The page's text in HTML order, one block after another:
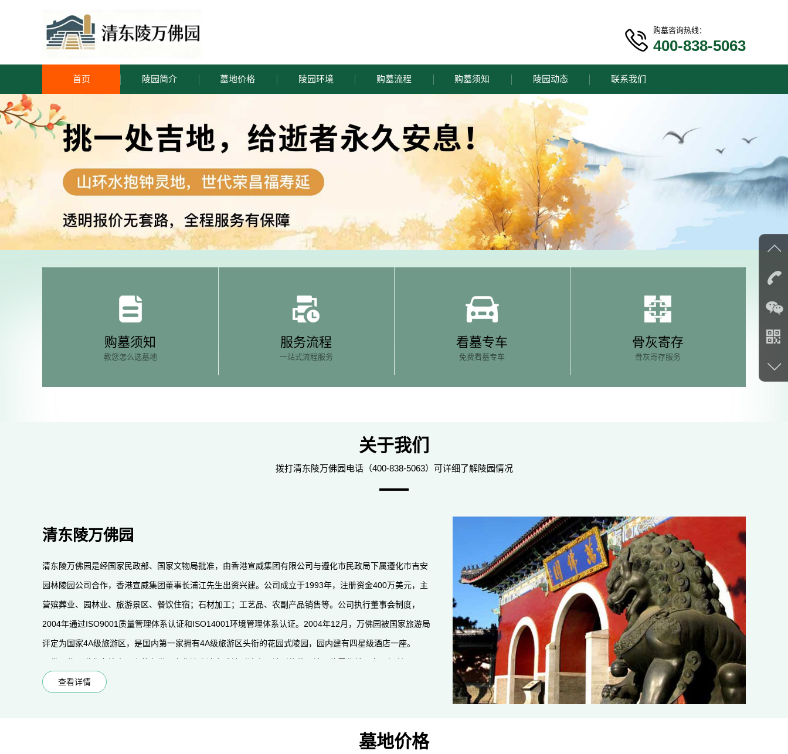
购墓咨询热线：
400-838-5063
首页 陵园简介 墓地价格 陵园环境 购墓流程 购墓须知 陵园动态 联系我们
购墓须知
教您怎么选墓地
服务流程
一站式流程服务
看墓专车
免费看墓专车
骨灰寄存
骨灰寄存服务
关于我们
拨打清东陵万佛园电话（400-838-5063）可详细了解陵园情况
清东陵万佛园
清东陵万佛园是经国家民政部、国家文物局批准，由香港宣威集团有限公司与遵化市民政局下属遵化市吉安
园林陵园公司合作，香港宣威集团董事长浦江先生出资兴建。公司成立于1993年，注册资金400万美元，主
营殡葬业、园林业、旅游景区、餐饮住宿；石材加工；工艺品、农副产品销售等。公司执行董事会制度，
2004年通过ISO9001质量管理体系认证和ISO14001环境管理体系认证。2004年12月，万佛园被国家旅游局
评定为国家4A级旅游区，是国内第一家拥有4A级旅游区头衔的花园式陵园，园内建有四星级酒店一座。
以“建设全国顶级人生后花园、打造佛教精品旅游圣地”为目标，以海外归侨、国内外知名人士的墓地安葬、祭
查看详情
墓地价格